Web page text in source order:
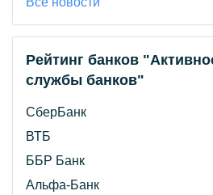
Рейтинг банков
службы банков"
СберБанк
ВТБ
ББР Банк
Альфа-Банк